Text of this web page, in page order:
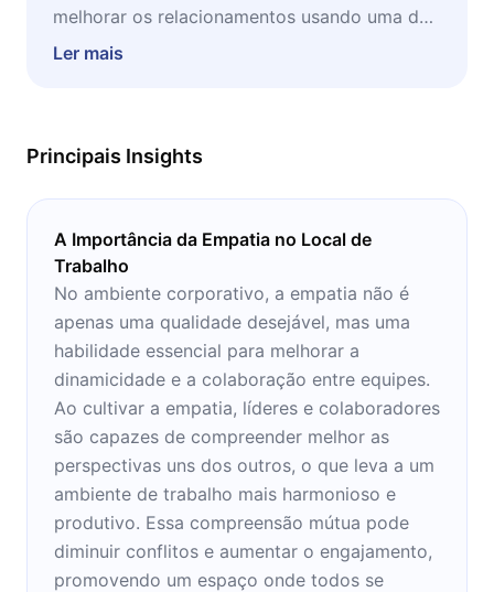
melhorar os relacionamentos usando uma das
habilidades mais valorizadas no mundo
Ler mais
Principais Insights
A Importância da Empatia no Local de
Trabalho
No ambiente corporativo, a empatia não é
apenas uma qualidade desejável, mas uma
habilidade essencial para melhorar a
dinamicidade e a colaboração entre equipes.
Ao cultivar a empatia, líderes e colaboradores
são capazes de compreender melhor as
perspectivas uns dos outros, o que leva a um
ambiente de trabalho mais harmonioso e
produtivo. Essa compreensão mútua pode
diminuir conflitos e aumentar o engajamento,
promovendo um espaço onde todos se